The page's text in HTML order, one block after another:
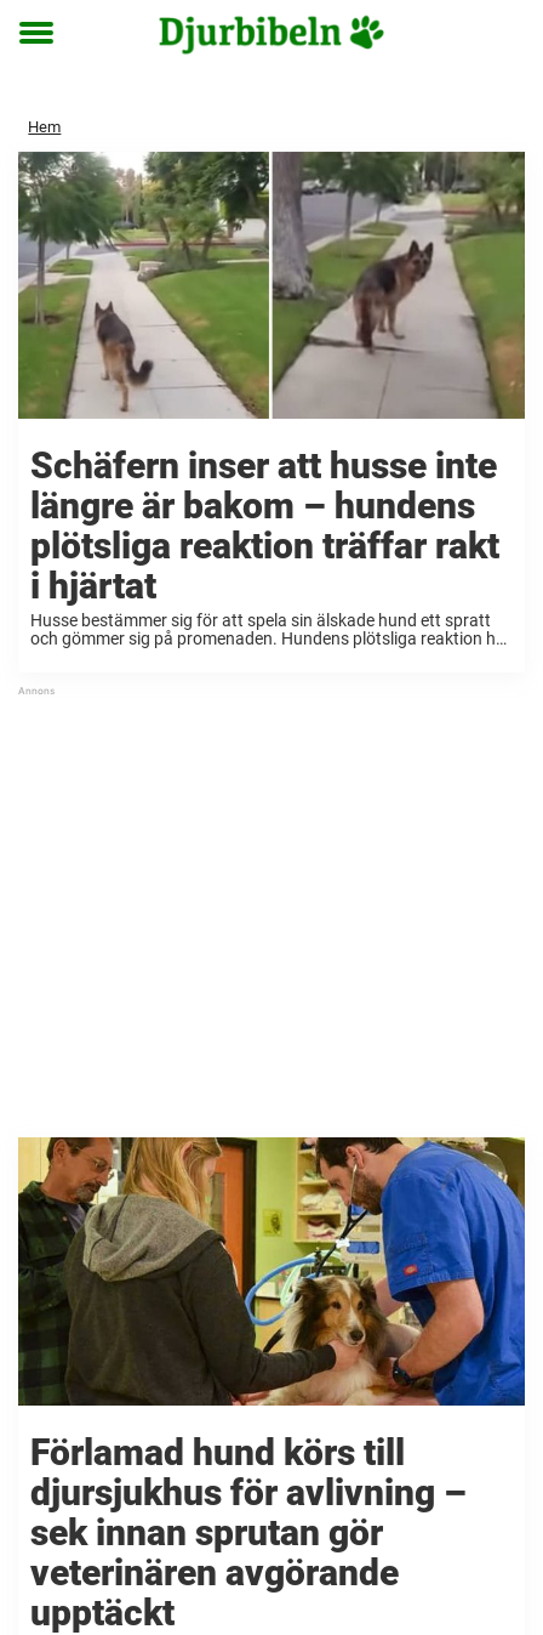
Toggle
Hem
Schäfern inser att husse inte
längre är bakom – hundens
plötsliga reaktion träffar rakt
i hjärtat
Husse bestämmer sig för att spela sin älskade hund ett spratt
och gömmer sig på promenaden. Hundens plötsliga reaktion har
Förlamad hund körs till
djursjukhus för avlivning –
sek innan sprutan gör
veterinären avgörande
upptäckt